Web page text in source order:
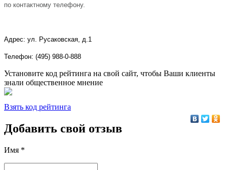
по контактному телефону.
Адрес: ул. Русаковская, д.1
Телефон: (495) 988-0-888
Установите код рейтинга на свой сайт, чтобы Ваши клиенты
знали общественное мнение
Взять код рейтинга
Добавить свой отзыв
Имя *